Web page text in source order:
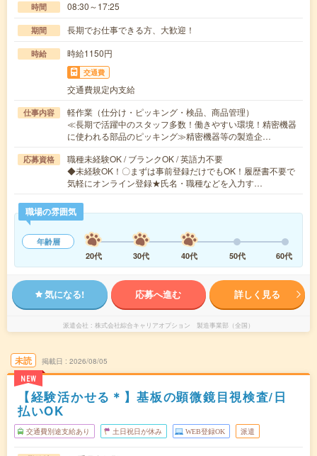
時間 08:30～17:25
期間 長期でお仕事できる方、大歓迎！
時給 時給1150円
交通費
交通費規定内支給
仕事内容
軽作業（仕分け・ピッキング・検品、商品管理）
≪長期で活躍中のスタッフ多数！働きやすい環境！精密機器
に使われる部品のピッキング≫精密機器等の製造企…
応募資格
職種未経験OK / ブランクOK / 英語力不要
◆未経験OK！〇まずは事前登録だけでもOK！履歴書不要で
気軽にオンライン登録★氏名・職種などを入力す…
職場の雰囲気
年齢層
20代
30代 40代 50代 60代
気になる! 応募へ進む 詳しく見る
派遣会社 株式会社綜合キャリアオプション 製造事業部（全国）
未読
NEW
掲載日 2026/08/05
【経験活かせる＊】基板の顕微鏡目視検査/日
払いOK
交通費別途支給あり 土日祝日が休み WEB登録OK 派遣